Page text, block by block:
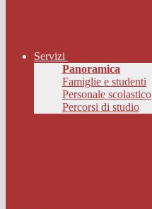
Servizi
Panoramica
Famiglie e studenti
Personale scolastico
Percorsi di studio